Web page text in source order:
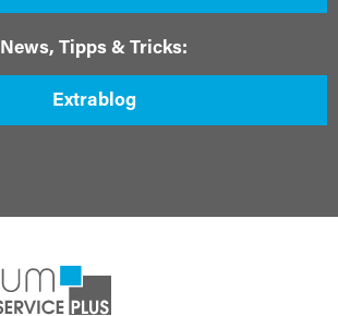
News, Tipps & Tricks:
Extrablog